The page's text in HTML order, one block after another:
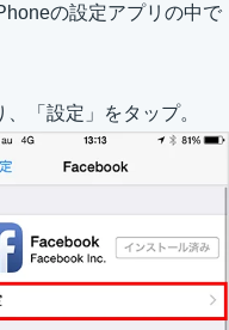
の設定アプリの中で
「設定」をタップ。